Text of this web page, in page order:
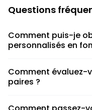
Questions
Comment puis-je
personnalisés en
pour déterminer la
en dessous, au-dessus
Comment évaluez-
paires ?